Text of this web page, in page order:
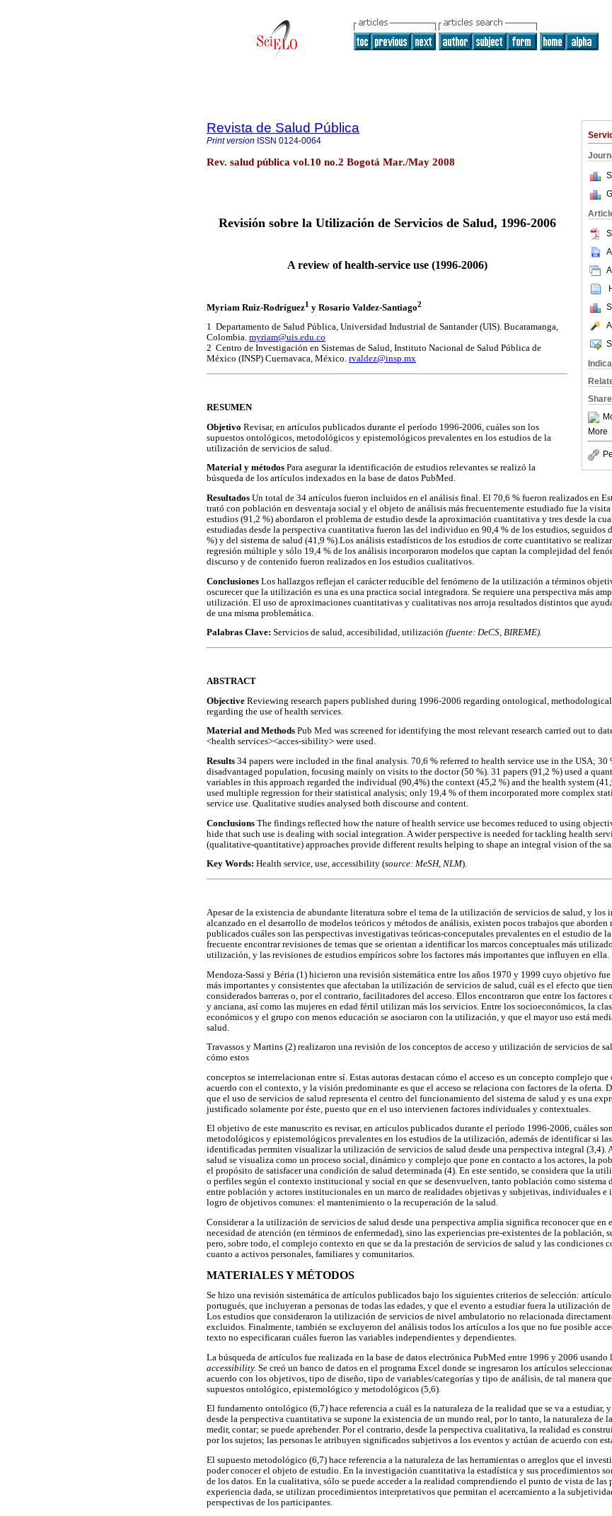
Share
More
Revista de Salud Pública
Print version ISSN 0124-0064
Rev. salud pública vol.10 no.2 Bogotá Mar./May 2008
Revisión sobre la Utilización de Servicios de Salud, 1996-2006
A review of health-service use (1996-2006)
Myriam Ruiz-Rodríguez1 y Rosario Valdez-Santiago2
1 Departamento de Salud Pública, Universidad Industrial de Santander (UIS). Bucaramanga,
Colombia. myriam@uis.edu.co
2 Centro de Investigación en Sistemas de Salud, Instituto Nacional de Salud Pública de
México (INSP) Cuernavaca, México. rvaldez@insp.mx
RESUMEN
Objetivo Revisar, en artículos publicados durante el período 1996-2006, cuáles son los
supuestos ontológicos, metodológicos y epistemológicos prevalentes en los estudios de la
utilización de servicios de salud.
Material y métodos Para asegurar la identificación de estudios relevantes se realizó la
búsqueda de los artículos indexados en la base de datos PubMed.
Resultados Un total de 34 artículos fueron incluidos en el análisis final. El 70,6 % fueron realizados en
trató con población en desventaja social y el objeto de análisis más frecuentemente estudiado fue la
estudios (91,2 %) abordaron el problema de estudio desde la aproximación cuantitativa y tres desde la
estudiadas desde la perspectiva cuantitativa fueron las del individuo en 90,4 % de los estudios, seguidos
%) y del sistema de salud (41,9 %).Los análisis estadísticos de los estudios de corte cuantitativo se
regresión múltiple y sólo 19,4 % de los análisis incorporaron modelos que captan la complejidad del
discurso y de contenido fueron realizados en los estudios cualitativos.
Conclusiones Los hallazgos reflejan el carácter reducible del fenómeno de la utilización a términos
oscurecer que la utilización es una es una practica social integradora. Se requiere una perspectiva más
utilización. El uso de aproximaciones cuantitativas y cualitativas nos arroja resultados distintos que
de una misma problemática.
Palabras Clave: Servicios de salud, accesibilidad, utilización (fuente: DeCS, BIREME).
ABSTRACT
Objective Reviewing research papers published during 1996-2006 regarding ontological,
regarding the use of health services.
Material and Methods Pub Med was screened for identifying the most relevant research carried out to
<health services><acces-sibility> were used.
Results 34 papers were included in the final analysis. 70,6 % referred to health service use in the USA;
disadvantaged population, focusing mainly on visits to the doctor (50 %). 31 papers (91,2 %) used a
variables in this approach regarded the individual (90,4%) the context (45,2 %) and the health system
used multiple regression for their statistical analysis; only 19,4 % of them incorporated more complex
service use. Qualitative studies analysed both discourse and content.
Conclusions The findings reflected how the nature of health service use becomes reduced to using
hide that such use is dealing with social integration. A wider perspective is needed for tackling health
(qualitative-quantitative) approaches provide different results helping to shape an integral vision of the
Key Words: Health service, use, accessibility (source: MeSH, NLM).
Apesar de la existencia de abundante literatura sobre el tema de la utilización de servicios de salud, y los
alcanzado en el desarrollo de modelos teóricos y métodos de análisis, existen pocos trabajos que
publicados cuáles son las perspectivas investigativas teóricas-conceputales prevalentes en el estudio de
frecuente encontrar revisiones de temas que se orientan a identificar los marcos conceptuales más
utilización, y las revisiones de estudios empíricos sobre los factores más importantes que influyen en ella.
Mendoza-Sassi y Béria (1) hicieron una revisión sistemática entre los años 1970 y 1999 cuyo objetivo
más importantes y consistentes que afectaban la utilización de servicios de salud, cuál es el efecto que
considerados barreras o, por el contrario, facilitadores del acceso. Ellos encontraron que entre los
y anciana, así como las mujeres en edad fértil utilizan más los servicios. Entre los socioeconómicos, la
económicos y el grupo con menos educación se asociaron con la utilización, y que el mayor uso está
salud.
Travassos y Martins (2) realizaron una revisión de los conceptos de acceso y utilización de servicios de
cómo estos
conceptos se interrelacionan entre sí. Estas autoras destacan cómo el acceso es un concepto complejo
acuerdo con el contexto, y la visión predominante es que el acceso se relaciona con factores de la oferta.
que el uso de servicios de salud representa el centro del funcionamiento del sistema de salud y es una
justificado solamente por éste, puesto que en el uso intervienen factores individuales y contextuales.
El objetivo de este manuscrito es revisar, en artículos publicados durante el período 1996-2006, cuáles
metodológicos y epistemológicos prevalentes en los estudios de la utilización, además de identificar si
identificadas permiten visualizar la utilización de servicios de salud desde una perspectiva integral (3,4).
salud se visualiza como un proceso social, dinámico y complejo que pone en contacto a los actores, la
el propósito de satisfacer una condición de salud determinada (4). En este sentido, se considera que la
o perfiles según el contexto institucional y social en que se desenvuelven, tanto población como sistema
entre población y actores institucionales en un marco de realidades objetivas y subjetivas, individuales e
logro de objetivos comunes: el mantenimiento o la recuperación de la salud.
Considerar a la utilización de servicios de salud desde una perspectiva amplia significa reconocer que en
necesidad de atención (en términos de enfermedad), sino las experiencias pre-existentes de la población,
pero, sobre todo, el complejo contexto en que se da la prestación de servicios de salud y las condiciones
cuanto a activos personales, familiares y comunitarios.
MATERIALES Y MÉTODOS
Se hizo una revisión sistemática de artículos publicados bajo los siguientes criterios de selección:
portugués, que incluyeran a personas de todas las edades, y que el evento a estudiar fuera la utilización
Los estudios que consideraron la utilización de servicios de nivel ambulatorio no relacionada
excluidos. Finalmente, también se excluyeron del análisis todos los artículos a los que no fue posible
texto no especificaran cuáles fueron las variables independientes y dependientes.
La búsqueda de artículos fue realizada en la base de datos electrónica PubMed entre 1996 y 2006 usando
accessibility. Se creó un banco de datos en el programa Excel donde se ingresaron los artículos
acuerdo con los objetivos, tipo de diseño, tipo de variables/categorías y tipo de análisis, de tal manera
supuestos ontológico, epistemológico y metodológicos (5,6).
El fundamento ontológico (6,7) hace referencia a cuál es la naturaleza de la realidad que se va a estudiar,
desde la perspectiva cuantitativa se supone la existencia de un mundo real, por lo tanto, la naturaleza de
medir, contar; se puede aprehender. Por el contrario, desde la perspectiva cualitativa, la realidad es
por los sujetos; las personas le atribuyen significados subjetivos a los eventos y actúan de acuerdo con
El supuesto metodológico (6,7) hace referencia a la naturaleza de las herramientas o arreglos que el
poder conocer el objeto de estudio. En la investigación cuantitativa la estadística y sus procedimientos
de los datos. En la cualitativa, sólo se puede acceder a la realidad comprendiendo el punto de vista de las
experiencia dada, se utilizan procedimientos interpretativos que permitan el acercamiento a la
perspectivas de los participantes.